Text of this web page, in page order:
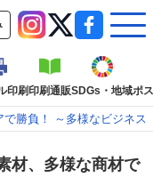
印刷印刷通販SDGs・地域ポ
勝負！ ～多様なビジネス
材、多様な商材で